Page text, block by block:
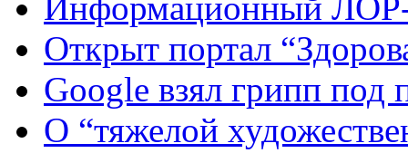
Открыт портал
Google взял грипп под
О “тяжелой